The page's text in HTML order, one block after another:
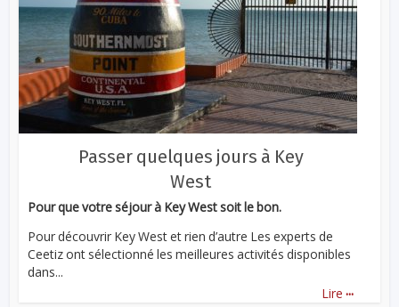
Passer quelques jours à Key
West
Pour que votre séjour à Key West soit le bon.
Pour découvrir Key West et rien d’autre Les experts de
Ceetiz ont sélectionné les meilleures activités disponibles
dans...
Lire ...